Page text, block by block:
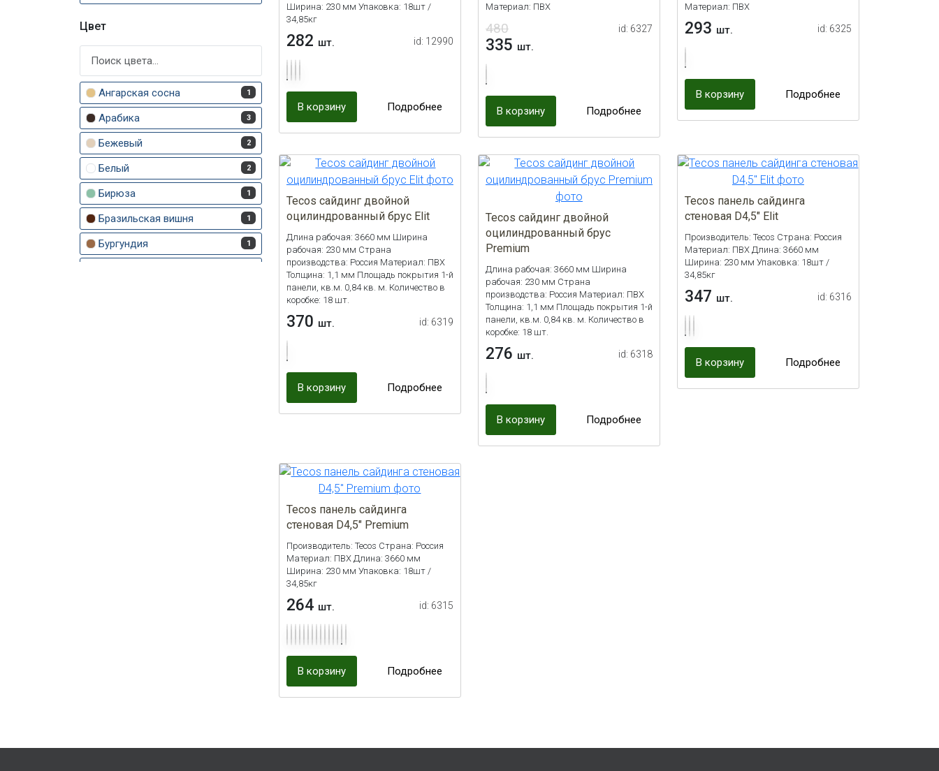
Цвет
Ангарская сосна 1
Арабика 3
Бежевый 2
Белый 2
Бирюза 1
Бразильская вишня 1
Бургундия 1
Ширина: 230 мм Упаковка: 18шт /
34,85кг
282 шт. id: 12990
В корзину Подробнее
Материал: ПВХ
480
335 шт.
id: 6327
В корзину Подробнее
Материал: ПВХ
293 шт. id: 6325
В корзину Подробнее
Tecos сайдинг двойной
оцилиндрованный брус Elit
Длина рабочая: 3660 мм Ширина
рабочая: 230 мм Страна
производства: Россия Материал: ПВХ
Толщина: 1,1 мм Площадь покрытия 1-й
панели, кв.м. 0,84 кв. м. Количество в
коробке: 18 шт.
370 шт. id: 6319
В корзину Подробнее
Tecos сайдинг двойной
оцилиндрованный брус
Premium
Длина рабочая: 3660 мм Ширина
рабочая: 230 мм Страна
производства: Россия Материал: ПВХ
Толщина: 1,1 мм Площадь покрытия 1-й
панели, кв.м. 0,84 кв. м. Количество в
коробке: 18 шт.
276 шт. id: 6318
В корзину Подробнее
Tecos панель сайдинга
стеновая D4,5" Elit
Производитель: Tecos Страна: Россия
Материал: ПВХ Длина: 3660 мм
Ширина: 230 мм Упаковка: 18шт /
34,85кг
347 шт. id: 6316
В корзину Подробнее
Tecos панель сайдинга
стеновая D4,5" Premium
Производитель: Tecos Страна: Россия
Материал: ПВХ Длина: 3660 мм
Ширина: 230 мм Упаковка: 18шт /
34,85кг
264 шт. id: 6315
В корзину Подробнее